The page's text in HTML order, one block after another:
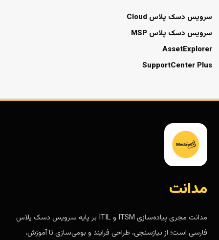
سرویس دسک پلاس Cloud
سرویس دسک پلاس MSP
AssetExplorer
SupportCenter Plus
مدانت
مدانت مجری پیاده‌سازی ITSM و ITIL بر پایه سرویس دسک پلاس
فارسی است؛ از نیازسنجی، طراحی فرایند و بومی‌سازی تا آموزش،